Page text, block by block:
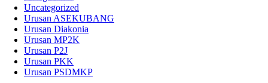
Uncategorized
Urusan ASEKUBANG
Urusan Diakonia
Urusan MP2K
Urusan P2J
Urusan PKK
Urusan PSDMKP